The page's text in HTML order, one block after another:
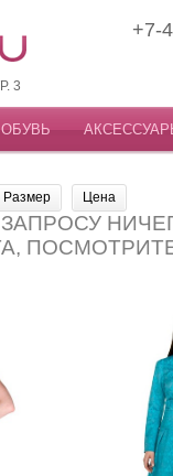
3
+7-
ОБУВЬ
Размер Цена